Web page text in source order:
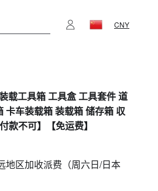
CNY
载工具箱 工具盒 工具套件 道
卡车装载箱 装载箱 储存箱 収
款不可】【免运费】
地区加收派费（周六日/日本